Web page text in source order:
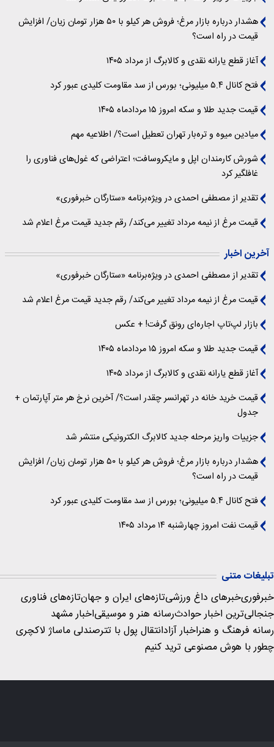
هشدار درباره بازار مرغ؛ فروش هر کیلو با ۵۰ هزار تومان زیان/ افزایش
قیمت در راه است؟
آغاز قطع یارانه نقدی و کالابرگ از مرداد ۱۴۰۵
فتح کانال ۵.۴ میلیونی؛ بورس از سد مقاومت کلیدی عبور کرد
قیمت جدید طلا و سکه امروز ۱۵ مردادماه ۱۴۰۵
میادین میوه و تره‌بار تهران تعطیل است؟/ اطلاعیه مهم
شورش کارمندان اپل و مایکروسافت؛ اعتراضی که غول‌های فناوری را
غافلگیر کرد
تقدیر از مصطفی احمدی در ویژه‌برنامه «ستارگان خبرفوری»
قیمت مرغ از نیمه مرداد تغییر می‌کند/ رقم جدید قیمت مرغ اعلام شد
آخرین اخبار
تقدیر از مصطفی احمدی در ویژه‌برنامه «ستارگان خبرفوری»
قیمت مرغ از نیمه مرداد تغییر می‌کند/ رقم جدید قیمت مرغ اعلام شد
بازار لپ‌تاپ اجاره‌ای رونق گرفت! + عکس
قیمت جدید طلا و سکه امروز ۱۵ مردادماه ۱۴۰۵
آغاز قطع یارانه نقدی و کالابرگ از مرداد ۱۴۰۵
قیمت خرید خانه در تهرانسر چقدر است؟/ آخرین نرخ هر متر آپارتمان +
جدول
جزییات واریز مرحله جدید کالابرگ الکترونیکی منتشر شد
هشدار درباره بازار مرغ؛ فروش هر کیلو با ۵۰ هزار تومان زیان/ افزایش
قیمت در راه است؟
فتح کانال ۵.۴ میلیونی؛ بورس از سد مقاومت کلیدی عبور کرد
قیمت نفت امروز چهارشنبه ۱۴ مرداد ۱۴۰۵
تبلیغات متنی
خبرفوریخبرهای داغ ورزشیتازه‌های ایران و جهانتازه‌های فناوری
جنجالی‌ترین اخبار حوادثرسانه هنر و موسیقیاخبار مشهد
رسانه فرهنگ و هنراخبار آزادانتقال پول با تترصندلی ماساژ لاکچری
چطور با هوش مصنوعی ترید کنیم